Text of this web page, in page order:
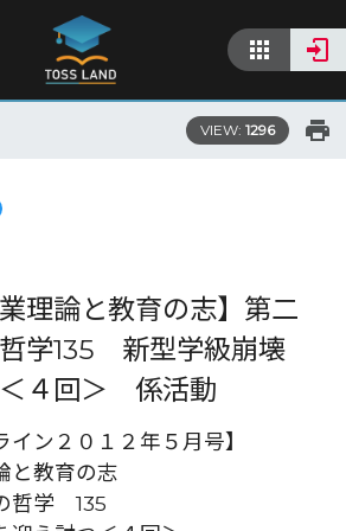
VIEW: 1296
業理論と教育の志】第二
学135 新型学級崩壊
４回＞ 係活動
イン２０１２年５月号】
と教育の志
哲学 135